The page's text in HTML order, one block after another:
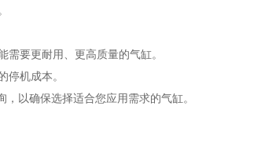
要更耐用、更高质量的气缸。
机成本。
以确保选择适合您应用需求的气缸。